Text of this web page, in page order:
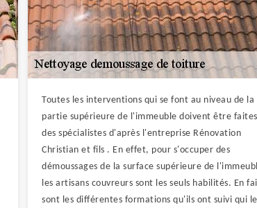
Toutes les interventions qui se font au niveau de la
partie supérieure de l'immeuble doivent être
des spécialistes d'après l'entreprise Rénovation
Christian et fils . En effet, pour s'occuper des
démoussages de la surface supérieure de
les artisans couvreurs sont les seuls habilités. En
sont les différentes formations qu'ils ont suivi qui